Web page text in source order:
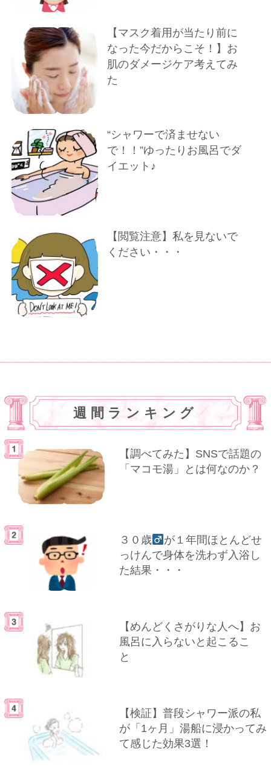
【マスク着用が当たり前に
なった今だからこそ！】お
肌のダメージケア考えてみ
た
“シャワーで済ませない
で！！”ゆったりお風呂でダ
イエット♪
【閲覧注意】私を見ないで
ください・・・
週間ランキング
【調べてみた】SNSで話題の
「マコモ湯」とは何なのか？
３０歳
が１年間ほとんどせ
っけんで身体を洗わず入浴し
た結果・・・
【めんどくさがりな人へ】お
風呂に入らないと起こるこ
と
【検証】普段シャワー派の私
が「1ヶ月」湯船に浸かってみ
て感じた効果3選！